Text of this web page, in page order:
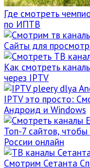
Где смотреть
по ИПТВ
Сайты для
Как смотреть
через IPTV
IPTV это просто:
Андроид и Windows
Топ-7 сайтов,
России онлайн
Смотрим Сетанта